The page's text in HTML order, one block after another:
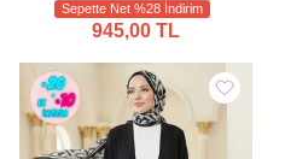
Sepette Net %28 İndirim
945,00 TL